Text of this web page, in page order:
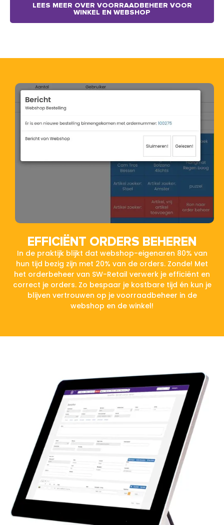
LEES MEER OVER VOORRAADBEHEER VOOR
WINKEL EN WEBSHOP
EFFICIËNT ORDERS BEHEREN
In de praktijk blijkt dat webshop-eigenaren 80% van
hun tijd bezig zijn met 20% van de orders. Zonde! Met
het orderbeheer van SW-Retail verwerk je efficiënt en
correct je orders. Zo bespaar je kostbare tijd én kun je
blijven vertrouwen op je voorraadbeheer in de
webshop en de winkel!